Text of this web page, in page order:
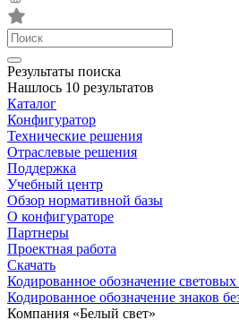
Результаты поиска
Нашлось 10 результатов
Каталог
Конфигуратор
Технические решения
Отраслевые решения
Поддержка
Учебный центр
Обзор нормативной базы
О конфигураторе
Партнеры
Проектная работа
Скачать
Кодированное обозначение
Кодированное обозначение знаков
Компания «Белый свет»